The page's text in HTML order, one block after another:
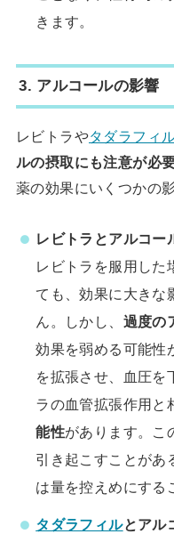
きます。
3. アルコールの影響
レビトラやタダラフィ
ルの摂取にも注意が必
薬の効果にいくつかの
レビトラとアルコー
レビトラを服用した
ても、効果に大きな
ん。しかし、 過度の
効果を弱める可能性
を拡張させ、血圧を
ラの血管拡張作用と
能性があります。こ
引き起こすことがあ
は量を控えめにする
タダラフィルとアル